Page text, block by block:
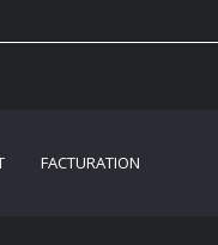
FACTURATION